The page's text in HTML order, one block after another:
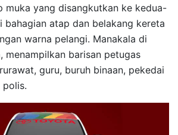
muka yang disangkutkan ke kedua-
bahagian atap dan belakang kereta
warna pelangi. Manakala di
menampilkan barisan petugas
guru, buruh binaan, pekedai
polis.